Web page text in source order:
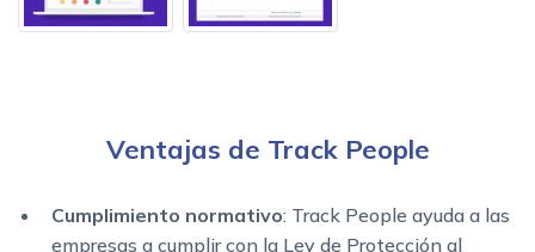
Ventajas de Track People
Cumplimiento normativo: Track People ayuda a las
empresas a cumplir con la Ley de Protección al